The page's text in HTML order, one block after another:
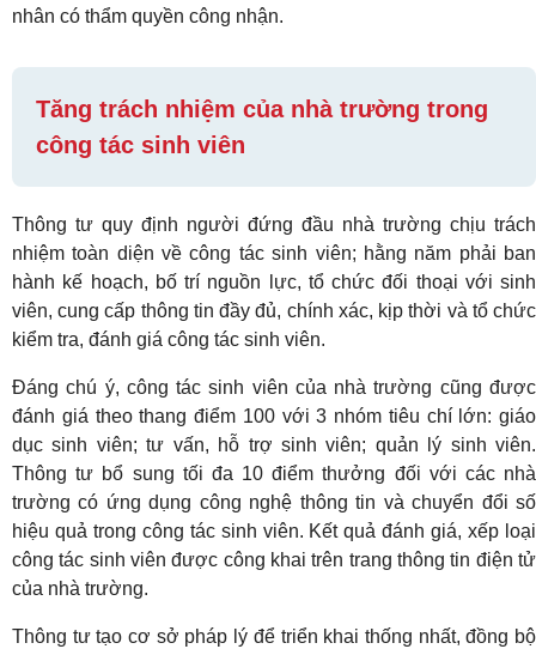
nhân có thẩm quyền công nhận.
Tăng trách nhiệm của nhà trường trong
công tác sinh viên
Thông tư quy định người đứng đầu nhà trường chịu trách
nhiệm toàn diện về công tác sinh viên; hằng năm phải ban
hành kế hoạch, bố trí nguồn lực, tổ chức đối thoại với sinh
viên, cung cấp thông tin đầy đủ, chính xác, kịp thời và tổ chức
kiểm tra, đánh giá công tác sinh viên.
Đáng chú ý, công tác sinh viên của nhà trường cũng được
đánh giá theo thang điểm 100 với 3 nhóm tiêu chí lớn: giáo
dục sinh viên; tư vấn, hỗ trợ sinh viên; quản lý sinh viên.
Thông tư bổ sung tối đa 10 điểm thưởng đối với các nhà
trường có ứng dụng công nghệ thông tin và chuyển đổi số
hiệu quả trong công tác sinh viên. Kết quả đánh giá, xếp loại
công tác sinh viên được công khai trên trang thông tin điện tử
của nhà trường.
Thông tư tạo cơ sở pháp lý để triển khai thống nhất, đồng bộ